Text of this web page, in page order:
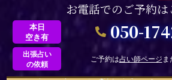
お電話でのご予約
本日
空き有
050-
出張占い
の依頼
ご予約は占い師ページま